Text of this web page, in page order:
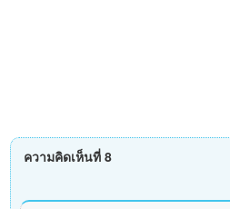
ความคิดเห็นที่ 8